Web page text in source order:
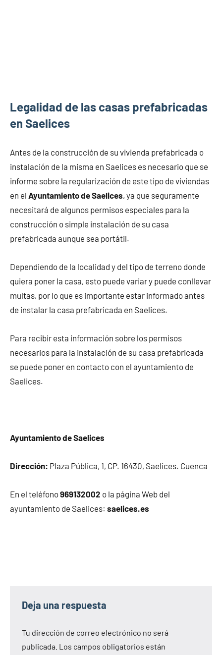
Legalidad de las casas prefabricadas
en Saelices
Antes de la construcción de su vivienda prefabricada o
instalación de la misma en Saelices es necesario que se
informe sobre la regularización de este tipo de viviendas
en el Ayuntamiento de Saelices, ya que seguramente
necesitará de algunos permisos especiales para la
construcción o simple instalación de su casa
prefabricada aunque sea portátil.
Dependiendo de la localidad y del tipo de terreno donde
quiera poner la casa, esto puede variar y puede conllevar
multas, por lo que es importante estar informado antes
de instalar la casa prefabricada en Saelices.
Para recibir esta información sobre los permisos
necesarios para la instalación de su casa prefabricada
se puede poner en contacto con el ayuntamiento de
Saelices.
Ayuntamiento de Saelices
Dirección: Plaza Pública, 1, CP. 16430, Saelices. Cuenca
En el teléfono969132002 o la página Web del
ayuntamiento de Saelices: saelices.es
Deja una respuesta
Tu dirección de correo electrónico no será
publicada. Los campos obligatorios están